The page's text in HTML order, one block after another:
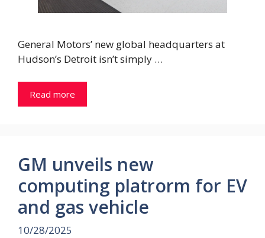
General Motors’ new global headquarters at
Hudson’s Detroit isn’t simply …
Read more
GM unveils new
computing platrorm for EV
and gas vehicle
10/28/2025